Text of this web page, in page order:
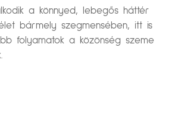
a könnyed, lebegős háttér
bármely szegmensében, itt is
folyamatok a közönség szeme